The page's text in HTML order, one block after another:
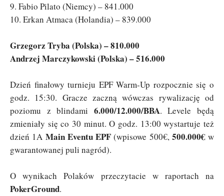
9. Fabio Pilato (Niemcy) – 841.000
10. Erkan Atmaca (Holandia) – 839.000
Grzegorz Tryba (Polska) – 810.000
Andrzej Marczykowski (Polska) – 516.000
Dzień finałowy turnieju EPF Warm-Up rozpocznie się o
godz. 15:30. Gracze zaczną wówczas rywalizację od
poziomu z blindami 6.000/12.000/BBA. Levele będą
zmieniały się co 30 minut. O godz. 13:00 wystartuje też
dzień 1A Main Eventu EPF (wpisowe 500€,500.000€w
gwarantowanej puli nagród).
O wynikach Polaków przeczytacie w raportach na
PokerGround.